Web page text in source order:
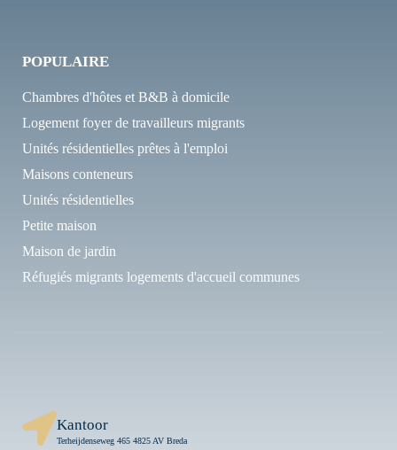
POPULAIRE
Chambres d'hôtes et B&B à domicile
Logement foyer de travailleurs migrants
Unités résidentielles prêtes à l'emploi
Maisons conteneurs
Unités résidentielles
Petite maison
Maison de jardin
Réfugiés migrants logements d'accueil communes
Kantoor
Terheijdenseweg 465 4825 AV Breda